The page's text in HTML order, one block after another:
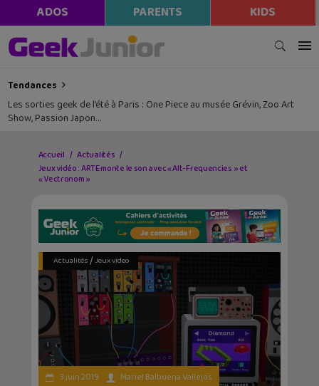
ADOS PARENTS KIDS
Tendances
Les sorties geek de l’été à Paris : One Piece au musée Grévin, Zoo Art
Show, Passion Japon…
Accueil
Actualités
Jeux vidéo : ARTE monte le son avec « Alt-Frequencies » et
« Vectronom »
Actualités/ Jeux video
3 juin 2019 Mariel Balbuena Vallejos